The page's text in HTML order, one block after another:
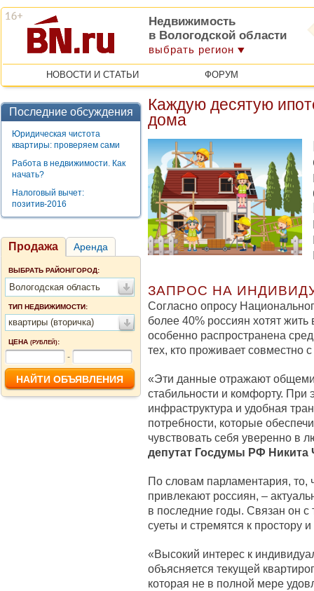
Недвижимость
в Вологодской области
выбрать регион
НОВОСТИ И СТАТЬИ ФОРУМ
Последние обсуждения
Юридическая чистота
квартиры: проверяем сами
Работа в недвижимости. Как
начать?
Налоговый вычет:
позитив-2016
Продажа Аренда
ВЫБРАТЬ РАЙОН/ГОРОД:
Вологодская область
ТИП НЕДВИЖИМОСТИ:
квартиры (вторичка)
ЦЕНА (РУБЛЕЙ):
-
Каждую десятую
дома
ЗАПРОС НА
Согласно опросу
более 40% россиян хотят
особенно распространена
тех, кто проживает совместно
«Эти данные отражают
стабильности и комфорту.
инфраструктура и удобная
потребности, которые
чувствовать себя уверенно в
депутат Госдумы РФ Никита
По словам парламентария, то,
привлекают россиян, –
в последние годы. Связан он с
суеты и стремятся к простору
«Высокий интерес к
объясняется текущей
которая не в полной мере